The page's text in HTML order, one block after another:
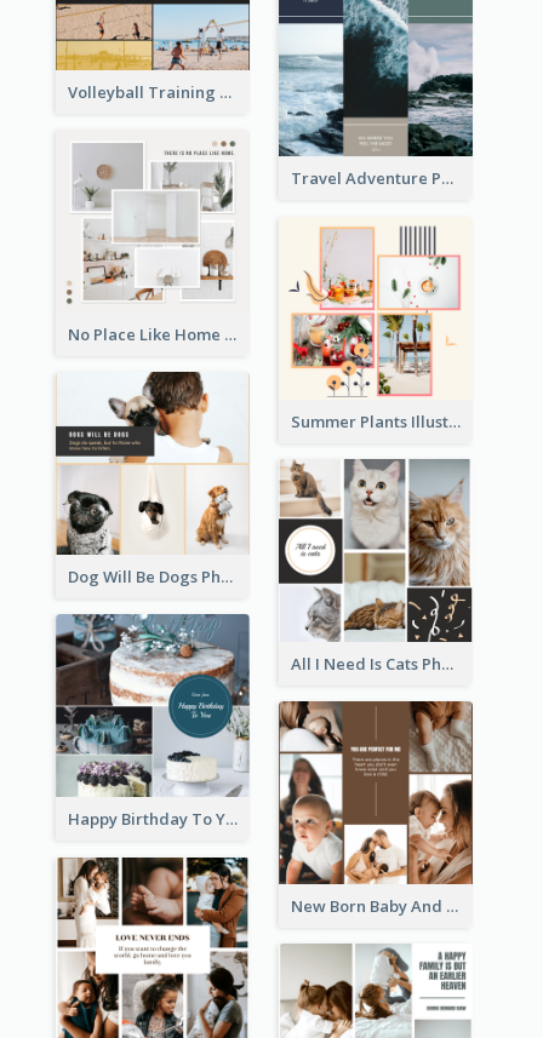
Volleyball Training Photo Collage
Travel Adventure Photo Collage
No Place Like Home Photo Collage
Summer Plants Illustration Photo Collage
Dog Will Be Dogs Photo Collage
All I Need Is Cats Photo Collage
Happy Birthday To You Cakes Photo Collage
New Born Baby And Family Photo Collage